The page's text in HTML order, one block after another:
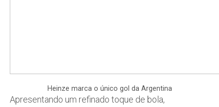
Heinze marca o único gol da Argentina
Apresentando um refinado toque de bola,